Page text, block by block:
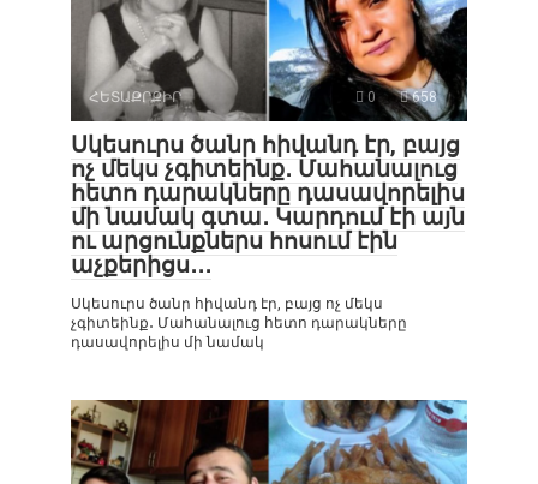
ՀԵՏԱՔՐՔԻՐ 0 658
Սկեսուրս ծանր հիվանդ էր, բայց
ոչ մեկս չգիտեինք․ Մահանալուց
հետո դարակները դասավորելիս
մի նամակ գտա․ Կարդում էի այն
ու արցունքներս հոսում էին
աչքերիցս․․․
Սկեսուրս ծանր հիվանդ էր, բայց ոչ մեկս
չգիտեինք․ Մահանալուց հետո դարակները
դասավորելիս մի նամակ